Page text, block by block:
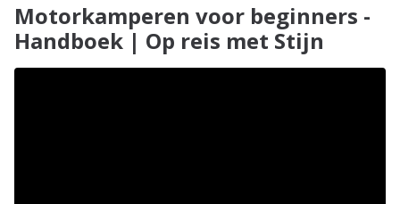
Motorkamperen voor beginners -
Handboek | Op reis met Stijn